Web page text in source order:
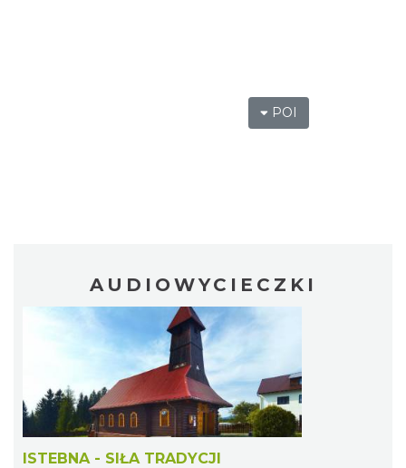
POI
AUDIOWYCIECZKI
ISTEBNA - SIŁA TRADYCJI